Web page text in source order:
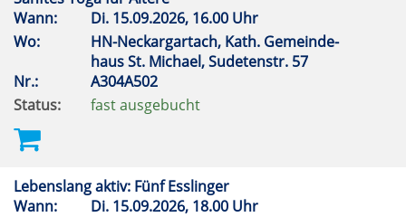
Wann:
Di. 15.09.2026, 16.00 Uhr
Wo:
HN-Neckargartach, Kath. Gemeinde-
haus St. Michael, Sudetenstr. 57
Nr.:
A304A502
Status:
fast ausgebucht
Lebenslang aktiv: Fünf Esslinger
Wann:
Di. 15.09.2026, 18.00 Uhr